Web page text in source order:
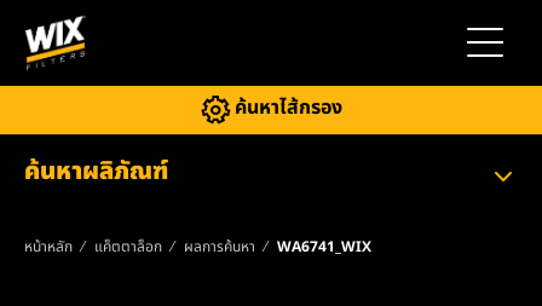
สลับการ
ค้นหาไส้กรอง
ค้นหาผลิภัณฑ์
หน้าหลัก แค็ตตาล็อก ผลการค้นหา WA6741_WIX